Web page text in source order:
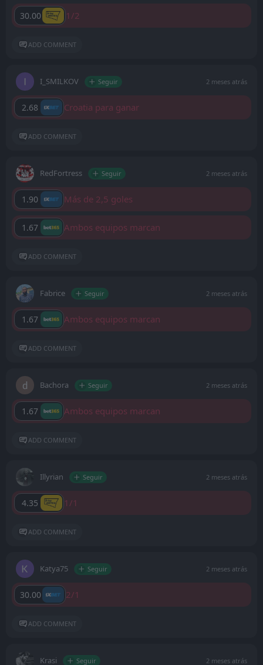
30.00 1/2
ADD COMMENT
I_SMILKOV Seguir 2 meses atrás
2.68 Croatia para ganar
ADD COMMENT
RedFortress Seguir 2 meses atrás
1.90 Más de 2,5 goles
1.67 Ambos equipos marcan
ADD COMMENT
Fabrice Seguir 2 meses atrás
1.67 Ambos equipos marcan
ADD COMMENT
Bachora Seguir 2 meses atrás
1.67 Ambos equipos marcan
ADD COMMENT
Illyrian Seguir 2 meses atrás
4.35 1/1
ADD COMMENT
Katya75 Seguir 2 meses atrás
30.00 2/1
ADD COMMENT
Krasi Seguir 2 meses atrás